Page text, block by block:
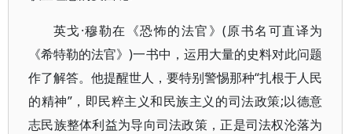
英戈·穆勒在《恐怖的法官》(原书名可直译为
《希特勒的法官》)一书中，运用大量的史料对此问题
作了解答。他提醒世人，要特别警惕那种“扎根于人民
的精神”，即民粹主义和民族主义的司法政策;以德意
志民族整体利益为导向司法政策，正是司法权沦落为